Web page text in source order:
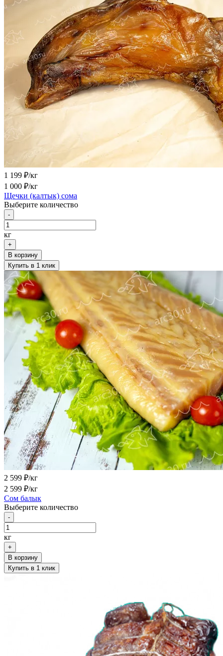
1 199 ₽/кг
1 000 ₽/кг
Щечки (калтык) сома
Выберите количество
-
кг
+
В корзину
Купить в 1 клик
2 599 ₽/кг
2 599 ₽/кг
Сом балык
Выберите количество
-
кг
+
В корзину
Купить в 1 клик